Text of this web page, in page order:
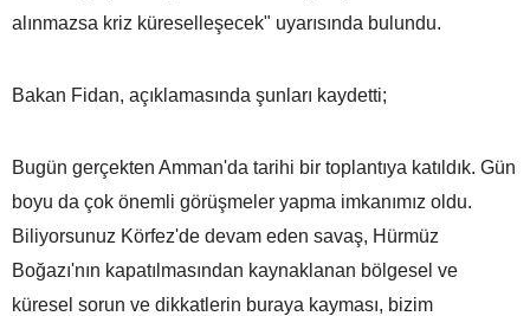
alınmazsa kriz küreselleşecek" uyarısında bulundu.
Bakan Fidan, açıklamasında şunları kaydetti;
Bugün gerçekten Amman'da tarihi bir toplantıya katıldık. Gün
boyu da çok önemli görüşmeler yapma imkanımız oldu.
Biliyorsunuz Körfez'de devam eden savaş, Hürmüz
Boğazı'nın kapatılmasından kaynaklanan bölgesel ve
küresel sorun ve dikkatlerin buraya kayması, bizim